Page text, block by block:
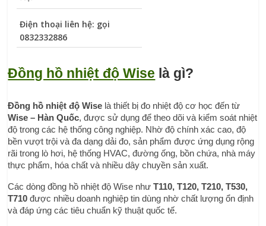
Điện thoại liên hệ: gọi
0832332886
Đồng hồ nhiệt độ Wise là gì?
Đồng hồ nhiệt độ Wise
Wise – Hàn Quốc, được sử dụng để theo dõi và kiểm soát nhiệt
độ trong các hệ thống công nghiệp. Nhờ độ chính xác cao, độ
bền vượt trội và đa dạng dải đo, sản phẩm được ứng dụng rộng
rãi trong lò hơi, hệ thống HVAC, đường ống, bồn chứa, nhà máy
thực phẩm, hóa chất và nhiều dây chuyền sản xuất.
Các dòng đồng hồ nhiệt độ Wise như T110, T120, T210, T530,
T710 được nhiều doanh nghiệp tin dùng nhờ chất lượng ổn định
và đáp ứng các tiêu chuẩn kỹ thuật quốc tế.